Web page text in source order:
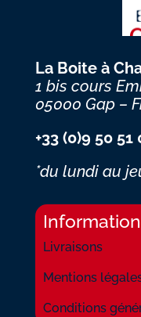
La Boite à
1 bis cours
05000 Gap –
+33 (0)9 50 51
*du lundi au
Livraisons
Mentions
Conditions